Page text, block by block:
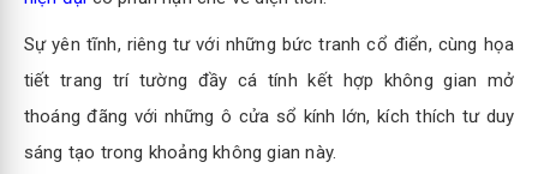
Sự yên tĩnh, riêng tư với những bức tranh cổ điển, cùng họa
tiết trang trí tường đầy cá tính kết hợp không gian mở
thoáng đãng với những ô cửa sổ kính lớn, kích thích tư duy
sáng tạo trong khoảng không gian này.